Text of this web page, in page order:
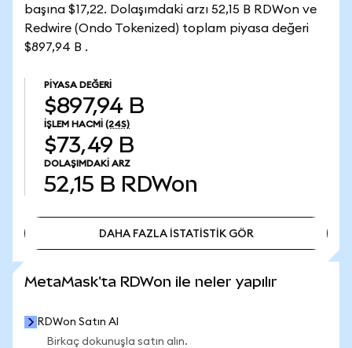
başına $17,22. Dolaşımdaki arzı 52,15 B RDWon ve
Redwire (Ondo Tokenized) toplam piyasa değeri
$897,94 B .
PIYASA DEĞERI
$897,94 B
İŞLEM HACMI (24S)
$73,49 B
DOLAŞIMDAKI ARZ
52,15 B RDWon
DAHA FAZLA İSTATİSTİK GÖR
MetaMask'ta RDWon ile neler yapılır
RDWon Satın Al
Birkaç dokunuşla satın alın.